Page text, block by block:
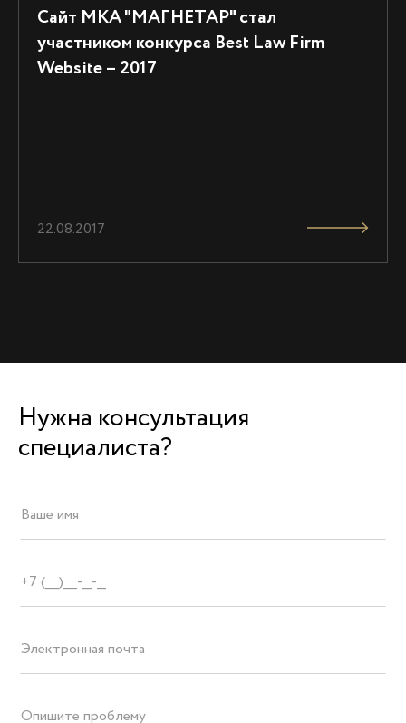
Сайт МКА "МАГНЕТАР" стал
участником конкурса Best Law Firm
Website – 2017
22.08.2017
Нужна консультация
специалиста?